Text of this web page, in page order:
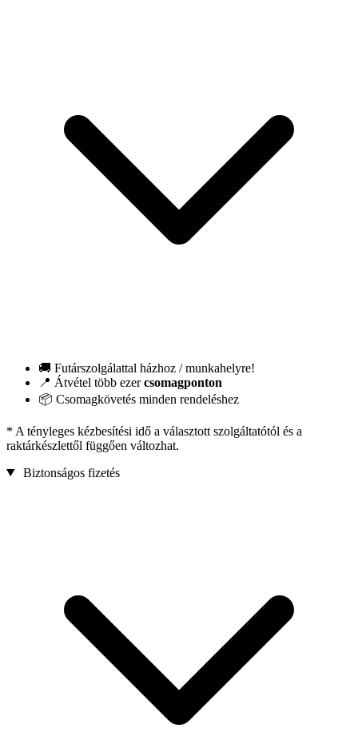
🚚 Futárszolgálattal házhoz / munkahelyre!
📍 Átvétel több ezercsomagponton
📦 Csomagkövetés minden rendeléshez
* A tényleges kézbesítési idő a választott szolgáltatótól és a
raktárkészlettől függően változhat.
Biztonságos fizetés